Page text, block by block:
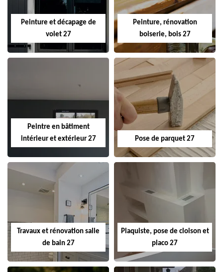
Peinture et décapage de
volet 27
Peinture, rénovation
boiserie, bois 27
Peintre en bâtiment
intérieur et extérieur 27
Pose de parquet 27
Travaux et rénovation salle
de bain 27
Plaquiste, pose de cloison et
placo 27